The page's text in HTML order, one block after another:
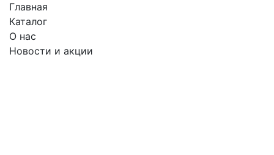
Главная
Каталог
О нас
Новости и акции